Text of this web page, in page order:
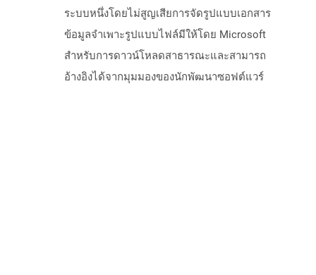
ระบบหนึ่งโดยไม่สูญเสียการจัดรูปแบบเอกสาร
ข้อมูลจำเพาะรูปแบบไฟล์มีให้โดย Microsoft
สำหรับการดาวน์โหลดสาธารณะและสามารถ
อ้างอิงได้จากมุมมองของนักพัฒนาซอฟต์แวร์